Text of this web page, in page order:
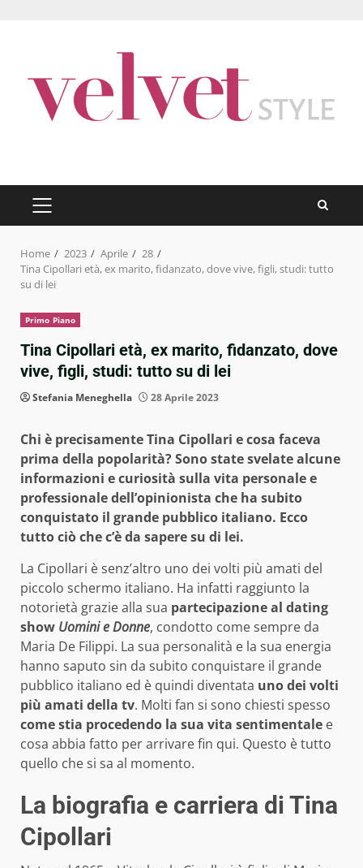
PRIMARY
MENU
Home 2023 Aprile
28
Tina Cipollari età, ex marito, fidanzato, dove vive, figli, studi: tutto
su di lei
Primo Piano
Tina Cipollari età, ex marito, fidanzato, dove
vive, figli, studi: tutto su di lei
Stefania Meneghella 28 Aprile 2023
Chi è precisamente Tina Cipollari e cosa faceva
prima della popolarità? Sono state svelate alcune
informazioni e curiosità sulla vita personale e
professionale dell’opinionista che ha subito
conquistato il grande pubblico italiano. Ecco
tutto ciò che c’è da sapere su di lei.
La Cipollari è senz’altro uno dei volti più amati del
piccolo schermo italiano. Ha infatti raggiunto la
notorietà grazie alla sua partecipazione al dating
show Uomini e Donne, condotto come sempre da
Maria De Filippi. La sua personalità e la sua energia
hanno saputo sin da subito conquistare il grande
pubblico italiano ed è quindi diventata uno dei volti
più amati della tv. Molti fan si sono chiesti spesso
come stia procedendo la sua vita sentimentale e
cosa abbia fatto per arrivare fin qui. Questo è tutto
quello che si sa al momento.
La biografia e carriera di Tina
Cipollari